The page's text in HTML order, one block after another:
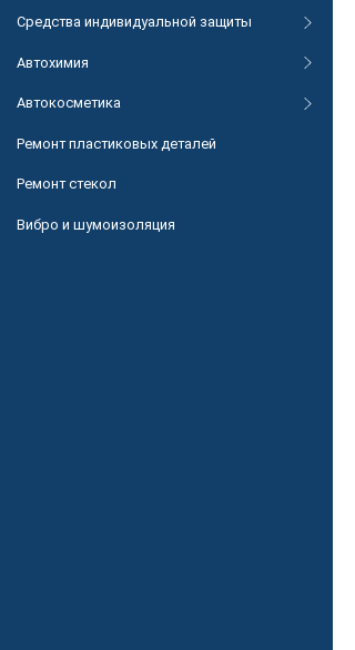
Средства индивидуальной защиты
Автохимия
Автокосметика
Ремонт пластиковых деталей
Ремонт стекол
Вибро и шумоизоляция